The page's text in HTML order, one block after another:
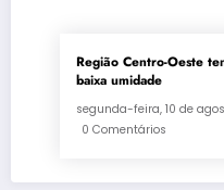
Região Centro-Oeste
baixa umidade
segunda-feira, 10 de
0 Comentários